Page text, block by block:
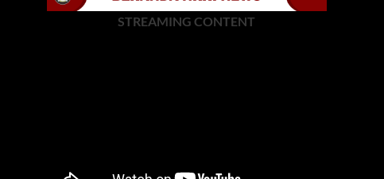
STREAMING CONTENT